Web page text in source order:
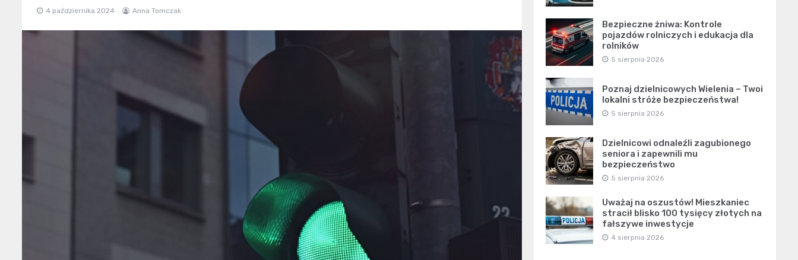
4 października 2024 Anna Tomczak
Bezpieczne żniwa: Kontrole
pojazdów rolniczych i edukacja dla
rolników
5 sierpnia 2026
Poznaj dzielnicowych Wielenia – Twoi
lokalni stróże bezpieczeństwa!
5 sierpnia 2026
Dzielnicowi odnaleźli zagubionego
seniora i zapewnili mu
bezpieczeństwo
5 sierpnia 2026
Uważaj na oszustów! Mieszkaniec
stracił blisko 100 tysięcy złotych na
fałszywe inwestycje
4 sierpnia 2026